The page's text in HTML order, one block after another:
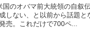
のオバマ前大統領の自叙
しない、と以前から話題
売。これだけで700ペ...